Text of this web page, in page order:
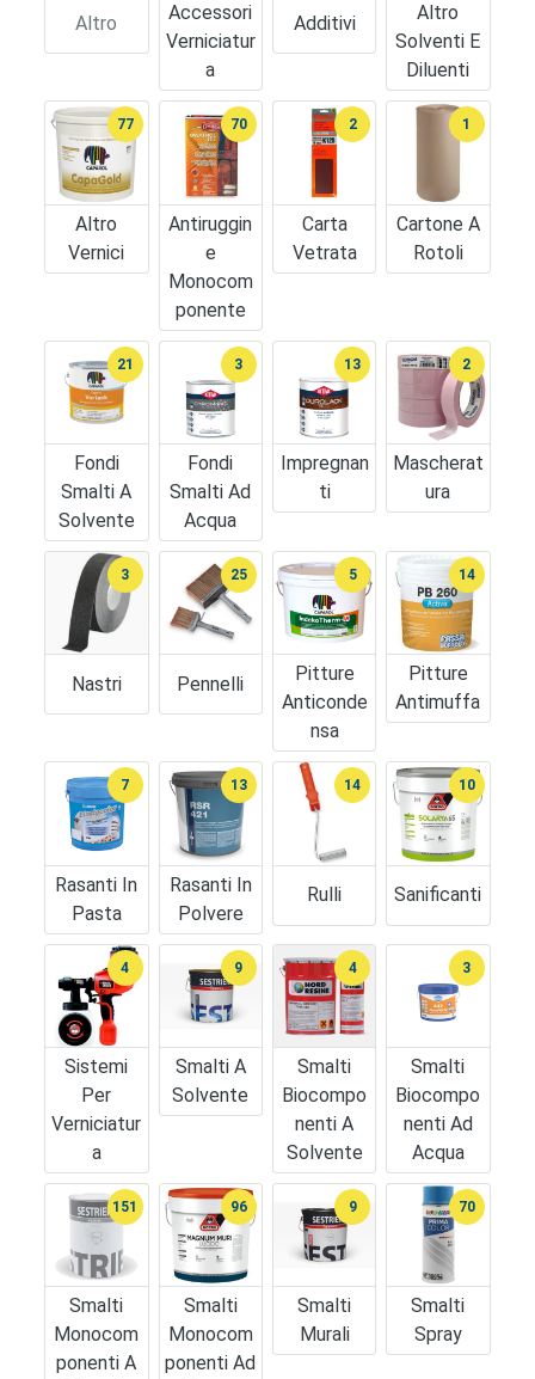
Altro
Accessori
Verniciatur
A
Additivi
Altro
Solventi E
Diluenti
Altro
Vernici
77
Antiruggin
E
Monocom
Ponente
70
Carta
Vetrata
2
Cartone A
Rotoli
1
Fondi
Smalti A
Solvente
21
Fondi
Smalti Ad
Acqua
3
Impregnan
Ti
13
Mascherat
Ura
2
Nastri
3
Pennelli
25
Pitture
Anticonde
Nsa
5
Pitture
Antimuffa
14
Rasanti In
Pasta
7
Rasanti In
Polvere
13
Rulli
14
Sanificanti
10
Sistemi
Per
Verniciatur
A
4
Smalti A
Solvente
9
Smalti
Biocompo
Nenti A
Solvente
4
Smalti
Biocompo
Nenti Ad
Acqua
3
Smalti
Monocom
Ponenti A
151
Smalti
Monocom
Ponenti Ad
96
Smalti
Murali
9
Smalti
Spray
70